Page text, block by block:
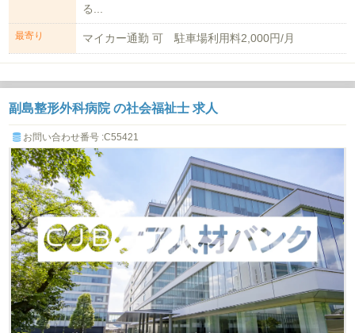
る...
最寄り マイカー通勤 可 駐車場利用料2,000円/月
副島整形外科病院 の社会福祉士 求人
お問い合わせ番号 :C55421